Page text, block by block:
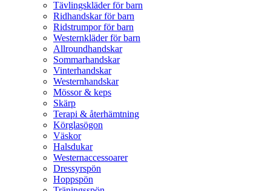
Tävlingskläder för barn
Ridhandskar för barn
Ridstrumpor för barn
Westernkläder för barn
Allroundhandskar
Sommarhandskar
Vinterhandskar
Westernhandskar
Mössor & keps
Skärp
Terapi & återhämtning
Körglasögon
Väskor
Halsdukar
Westernaccessoarer
Dressyrspön
Hoppspön